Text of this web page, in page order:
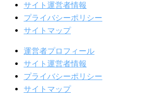
サイト運営者情報
プライバシーポリシー
サイトマップ
運営者プロフィール
サイト運営者情報
プライバシーポリシー
サイトマップ